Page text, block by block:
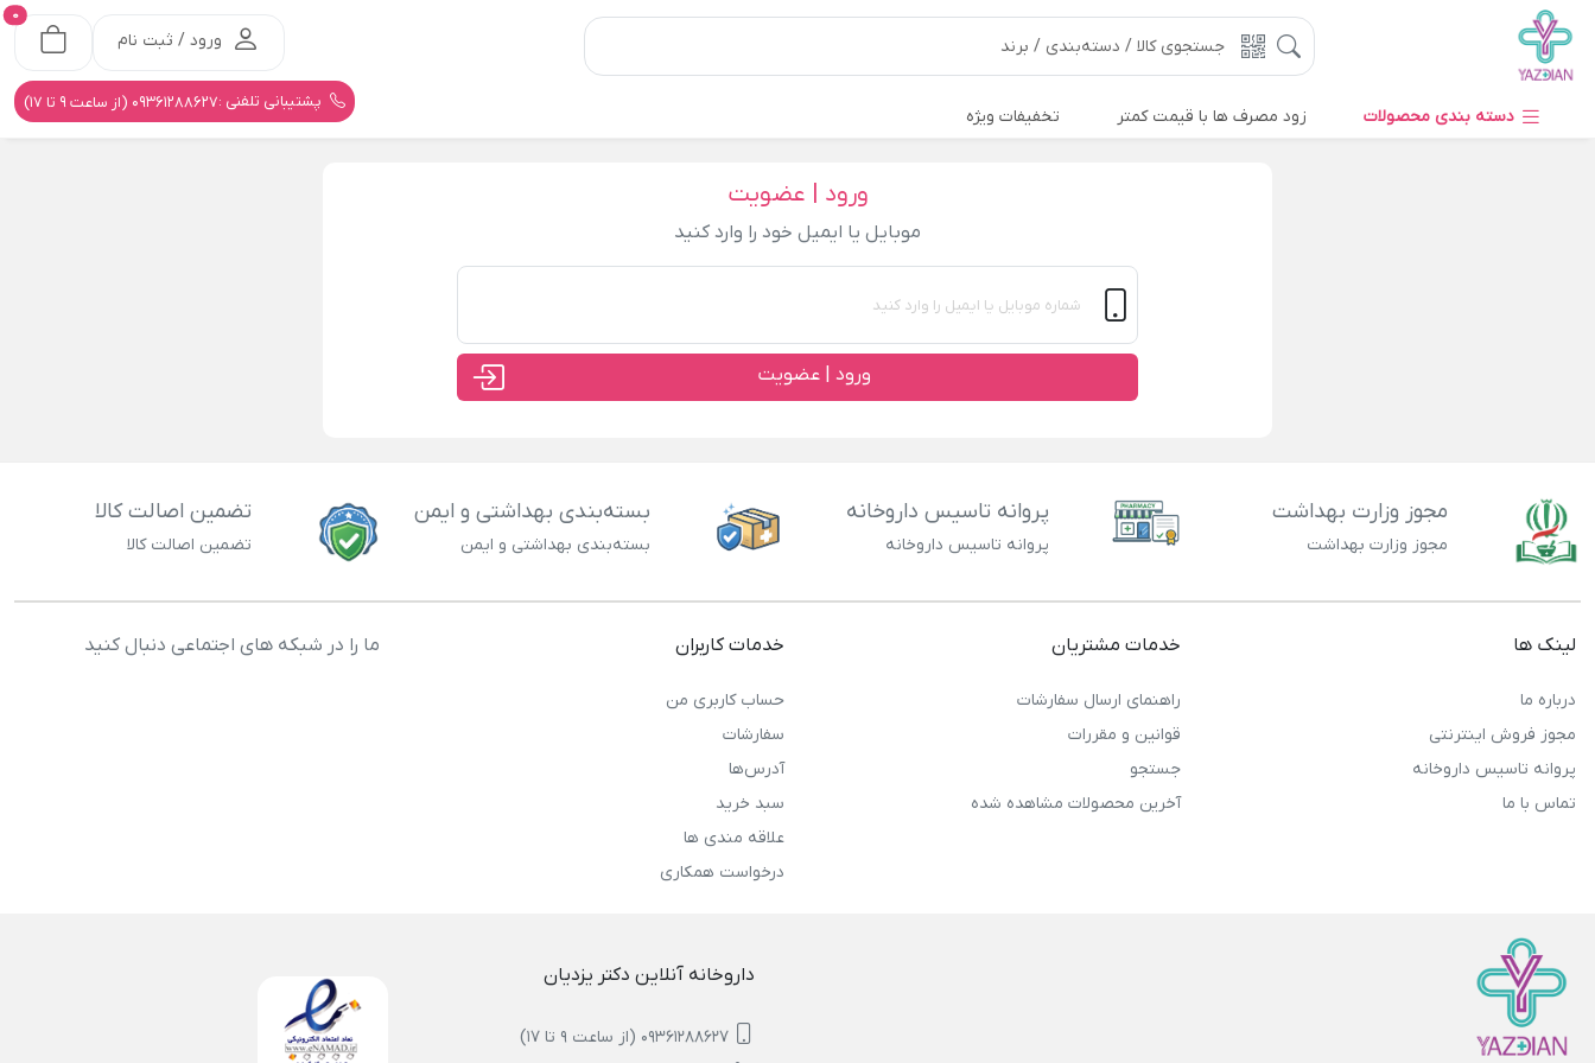
ورود / ثبت نام
0
پشتیبانی تلفنی :09361288627 (از ساعت 9 تا 17)
دسته بندی محصولات زود مصرف ها با قیمت کمتر تخفیفات ویژه
ورود | عضویت
موبایل یا ایمیل خود را وارد کنید
ورود | عضویت
مجوز وزارت بهداشت
مجوز وزارت بهداشت
پروانه تاسیس داروخانه
پروانه تاسیس داروخانه
بسته‌بندی بهداشتی و ایمن
بسته‌بندی بهداشتی و ایمن
تضمین اصالت کالا
تضمین اصالت کالا
لینک ها
درباره ما
مجوز فروش اینترنتی
پروانه تاسیس داروخانه
تماس با ما
خدمات مشتریان
راهنمای ارسال سفارشات
قوانین و مقررات
جستجو
آخرین محصولات مشاهده شده
خدمات کاربران
حساب کاربری من
سفارشات
آدرس‌ها
سبد خرید
علاقه مندی ها
درخواست همکاری
ما را در شبکه های اجتماعی دنبال کنید
داروخانه آنلاین دکتر یزدیان
09361288627 (از ساعت 9 تا 17)